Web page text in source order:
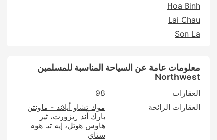
Hoa Binh
Lai Chau
Son La
معلومات عامة عن السياحة المناسبة للمسلمين
Northwest
العقارات
98
العقارات الرائجة
موك تشاو أيلاند - ماونتن
بارك آند ريزورت ثير
هاوس هوتل إيه تيا هوم
ستاي